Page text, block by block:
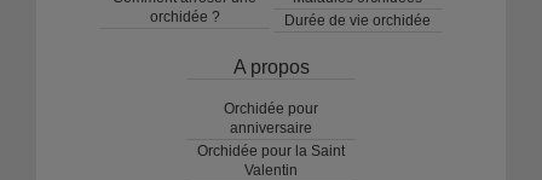
orchidée ?
Durée de vie orchidée
A propos
Orchidée pour
anniversaire
Orchidée pour la Saint
Valentin